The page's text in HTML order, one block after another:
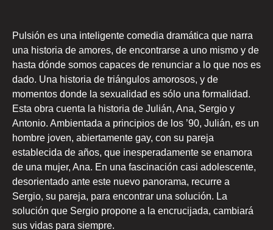
Pulsión es una inteligente comedia dramática que narra
una historia de amores, de encontrarse a uno mismo y de
hasta dónde somos capaces de renunciar a lo que nos es
dado. Una historia de triángulos amorosos, y de
momentos donde la sexualidad es sólo una formalidad.
Esta obra cuenta la historia de Julián, Ana, Sergio y
Antonio. Ambientada a principios de los ’90, Julián, es un
hombre joven, abiertamente gay, con su pareja
establecida de años, que inesperadamente se enamora
de una mujer, Ana. En una fascinación casi adolescente,
desorientado ante este nuevo panorama, recurre a
Sergio, su pareja, para encontrar una solución. La
solución que Sergio propone a la encrucijada, cambiará
sus vidas para siempre.